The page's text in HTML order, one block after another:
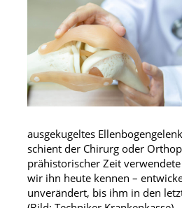
und Schlafmedizin
ausgekugeltes
schient der Chirurg oder
prähistorischer Zeit
wir ihn heute kennen –
unverändert, bis ihm in den